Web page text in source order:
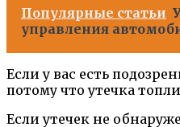
Популярные статьи
управления
Если у вас есть
потому что утечка
Если утечек не